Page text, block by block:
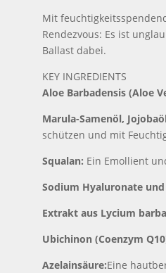
Mit
Rendezvous: Es ist
Ballast dabei.
KEY INGREDIENTS
Aloe Barbadensis (Aloe
Marula-Samenöl,
schützen und mit
Squalan: Ein Emollient
Sodium Hyaluronate und
Extrakt aus Lycium
Ubichinon (Coenzym
Azelainsäure:Eine